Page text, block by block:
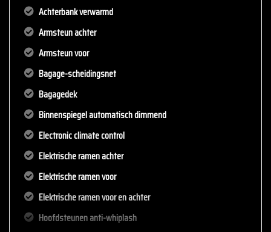
Achterbank verwarmd
Armsteun achter
Armsteun voor
Bagage-scheidingsnet
Bagagedek
Binnenspiegel automatisch dimmend
Electronic climate control
Elektrische ramen achter
Elektrische ramen voor
Elektrische ramen voor en achter
Hoofdsteunen anti-whiplash